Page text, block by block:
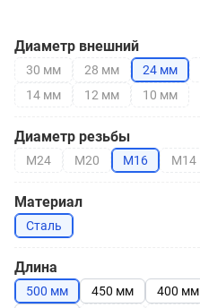
Диаметр внешний
30 мм 28 мм 24 мм
14 мм
12 мм 10 мм
Диаметр резьбы
М24 М20 М16 М14
Материал
Сталь
Длина
500 мм 450 мм 400 мм